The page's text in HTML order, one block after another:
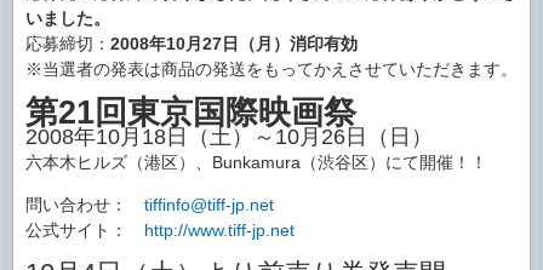
いました。
応募締切： 2008年10月27日（月）消印有効
※当選者の発表は商品の発送をもってかえさせていただきます。
第21回東京国際映画祭
2008年10月18日（土）～10月26日（日）
六本木ヒルズ（港区）、Bunkamura（渋谷区）にて開催！！
問い合わせ： tiffinfo@tiff-jp.net
公式サイト： http://www.tiff-jp.net